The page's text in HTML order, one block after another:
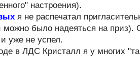
настроения).
я не распечатал
можно было надеяться на приз).
уже не успел.
в ЛДС Кристалл я у многих